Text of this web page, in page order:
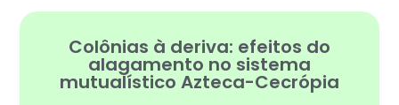
Colônias à deriva: efeitos do
alagamento no sistema
mutualístico Azteca-Cecrópia